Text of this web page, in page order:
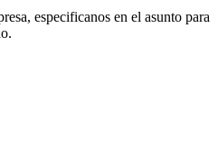
especificanos en el asunto para